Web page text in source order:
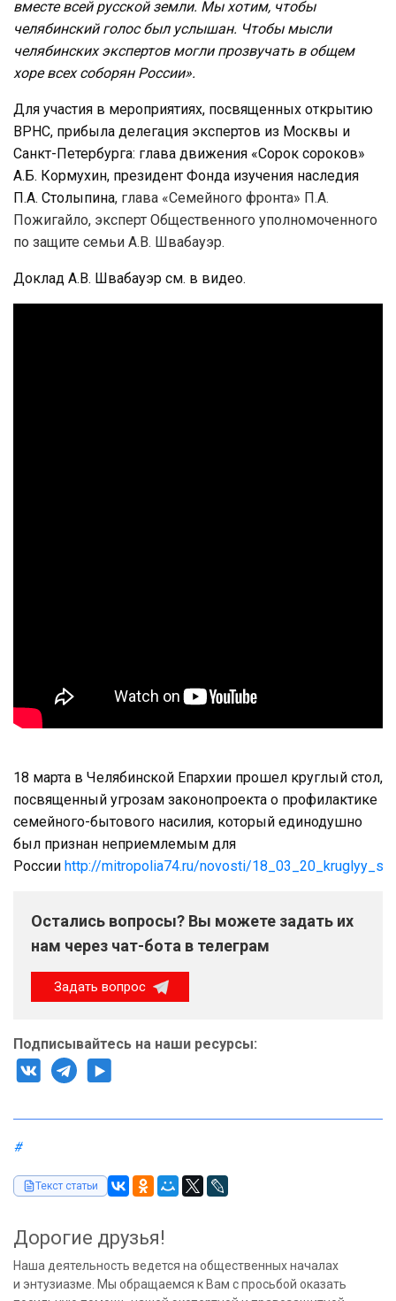
вместе всей русской земли. Мы хотим, чтобы
челябинский голос был услышан. Чтобы мысли
челябинских экспертов могли прозвучать в общем
хоре всех соборян России».
Для участия в мероприятиях, посвященных открытию
ВРНС, прибыла делегация экспертов из Москвы и
Санкт-Петербурга: глава движения «Сорок сороков»
А.Б. Кормухин, президент Фонда изучения наследия
П.А. Столыпина, глава «Семейного фронта» П.А.
Пожигайло, эксперт Общественного уполномоченного
по защите семьи А.В. Швабауэр.
Доклад А.В. Швабауэр см. в видео.
18 марта в Челябинской Епархии прошел круглый стол,
посвященный угрозам законопроекта о профилактике
семейного-бытового насилия, который единодушно
был признан неприемлемым для
России http://mitropolia74.ru/novosti/
Остались вопросы? Вы можете задать их
нам через чат-бота в телеграм
Задать вопрос
Подписывайтесь на наши ресурсы:
#
Текст статьи
Дорогие друзья!
Наша деятельность ведется на общественных началах
и энтузиазме. Мы обращаемся к Вам с просьбой оказать